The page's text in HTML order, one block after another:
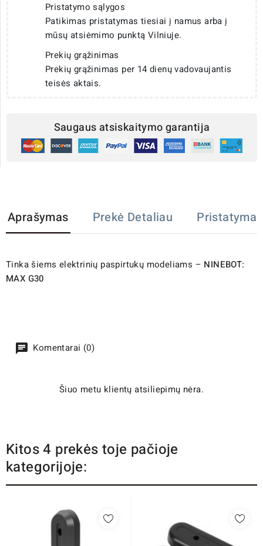
Pristatymo sąlygos
Patikimas pristatymas tiesiai į namus arba į
mūsų atsiėmimo punktą Vilniuje.
Prekių grąžinimas
Prekių grąžinimas per 14 dienų vadovaujantis
teisės aktais.
Saugaus atsiskaitymo garantija
Aprašymas Prekė Detaliau Pristatymas
Tinka šiems elektrinių paspirtukų modeliams – NINEBOT:
MAX G30
Komentarai (0)
Šiuo metu klientų atsiliepimų nėra.
Kitos 4 prekės toje pačioje
kategorijoje: